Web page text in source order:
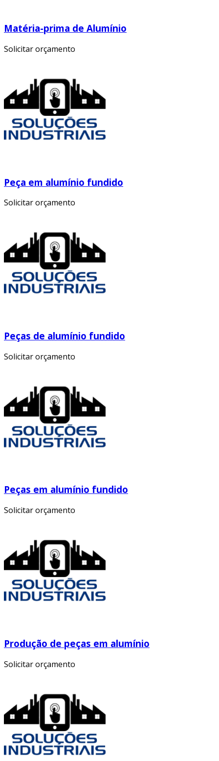
Matéria-prima de Alumínio
Solicitar orçamento
Peça em alumínio fundido
Solicitar orçamento
Peças de alumínio fundido
Solicitar orçamento
Peças em alumínio fundido
Solicitar orçamento
Produção de peças em alumínio
Solicitar orçamento